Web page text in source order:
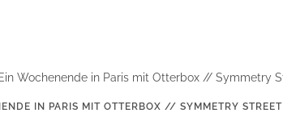
IN PARIS MIT OTTERBOX // SYMMETRY STREET